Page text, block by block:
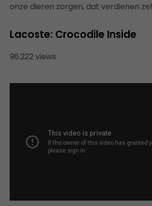
onze dieren zorgen, dat verdienen ze!
Lacoste: Crocodile Inside
96.222 views